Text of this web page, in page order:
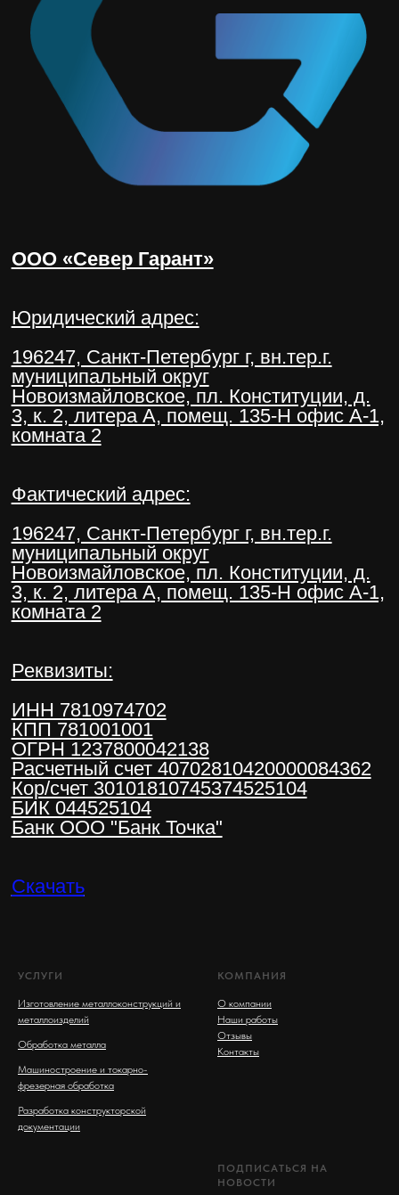
УСЛУГИ
Изготовление металлоконструкций и
металлоизделий
Обработка металла
Машиностроение и токарно-
фрезерная обработка
Разработка конструкторской
документации
КОМПАНИЯ
О компании
Наши работы
Отзывы
Контакты
ПОДПИСАТЬСЯ НА
НОВОСТИ